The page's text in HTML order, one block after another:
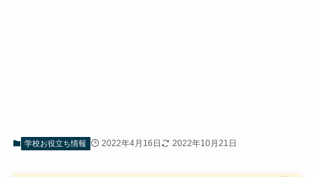
学校お役立ち情報 2022年4月16日 2022年10月21日